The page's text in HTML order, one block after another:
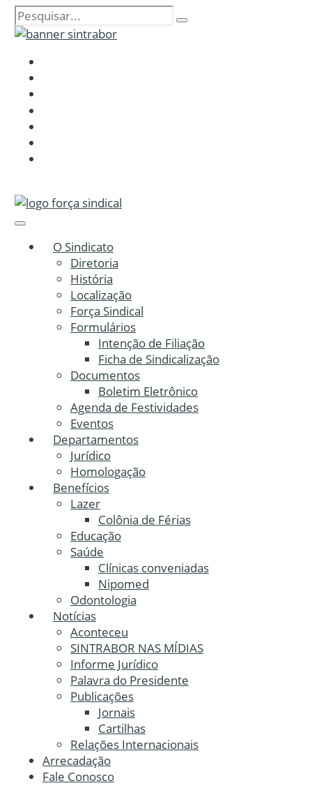
O Sindicato
Diretoria
História
Localização
Força Sindical
Formulários
Intenção de Filiação
Ficha de Sindicalização
Documentos
Boletim Eletrônico
Agenda de Festividades
Eventos
Departamentos
Jurídico
Homologação
Benefícios
Lazer
Colônia de Férias
Educação
Saúde
Clínicas conveniadas
Nipomed
Odontologia
Notícias
Aconteceu
SINTRABOR NAS MÍDIAS
Informe Jurídico
Palavra do Presidente
Publicações
Jornais
Cartilhas
Relações Internacionais
Arrecadação
Fale Conosco